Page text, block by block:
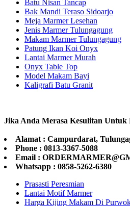
Batu Nisan Tancap
Bak Mandi Teraso Sidoarjo
Meja Marmer Lesehan
Jenis Marmer Tulungagung
Makam Marmer Tulungagung
Patung Ikan Koi Onyx
Lantai Marmer Murah
Onyx Table Top
Model Makam Bayi
Kaligrafi Batu Granit
Jika Anda Merasa Kesulitan
Alamat : Campurdarat,
Phone : 0813-3367-5088
Email :
Whatsapp : 0858-5262-6380
Prasasti Peresmian
Lantai Motif Marmer
Harga Kijing Makam Di